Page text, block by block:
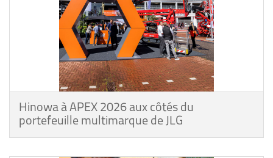
Hinowa à APEX 2026 aux côtés du
portefeuille multimarque de JLG